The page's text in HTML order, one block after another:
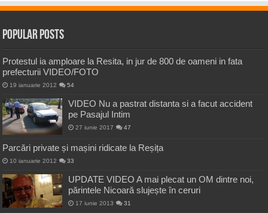
Popular Posts
Protestul ia amploare la Resita, in jur de 800 de oameni in fata
prefecturii VIDEO/FOTO
19 ianuarie 2012 54
VIDEO Nu a pastrat distanta si a facut accident
pe Pasajul Intim
27 iunie 2017 47
Parcări private și mașini ridicate la Reșița
10 ianuarie 2012 33
UPDATE VIDEO A mai plecat un OM dintre noi,
părintele Nicoară slujește în ceruri
17 iunie 2013 31